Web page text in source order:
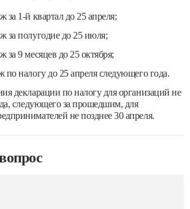
1-й квартал до 25 апреля;
за полугодие до 25 июля;
9 месяцев до 25 октября;
налогу до 25 апреля следующего года.
декларации по налогу для организаций не
следующего за прошедшим, для
не позднее 30 апреля.